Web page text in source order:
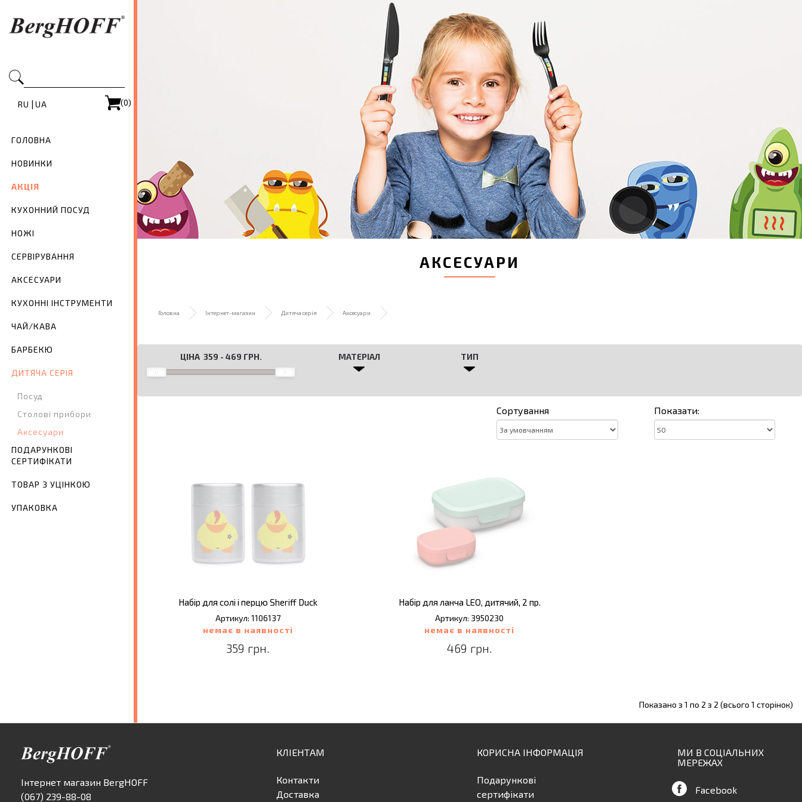
RU | UA (0)
ГОЛОВНА
НОВИНКИ
АКЦІЯ
КУХОННИЙ ПОСУД
НОЖІ
СЕРВІРУВАННЯ
АКСЕСУАРИ
КУХОННІ ІНСТРУМЕНТИ
ЧАЙ/КАВА
БАРБЕКЮ
ДИТЯЧА СЕРІЯ
Посуд
Столові прибори
Аксесуари
ПОДАРУНКОВІ
СЕРТИФІКАТИ
ТОВАР З УЦІНКОЮ
УПАКОВКА
АКСЕСУАРИ
Головна Інтернет-магазин Дитяча серія Аксесуари
ЦІНА 359 - 469 ГРН. МАТЕРІАЛ ТИП
Сортування Показати:
Набір для солі і перцю Sheriff Duck
Артикул: 1106137
немає в наявності
359 грн.
Набір для ланча LEO, дитячий, 2 пр.
Артикул: 3950230
немає в наявності
469 грн.
Показано з 1 по 2 з 2 (всього 1 сторінок)
Інтернет магазин BergHOFF
(067) 239-88-08
КЛІЕНТАМ
Контакти
Доставка
КОРИСНА ІНФОРМАЦІЯ
Подарункові
сертифікати
МИ В СОЦІАЛЬНИХ
МЕРЕЖАХ
Facebook